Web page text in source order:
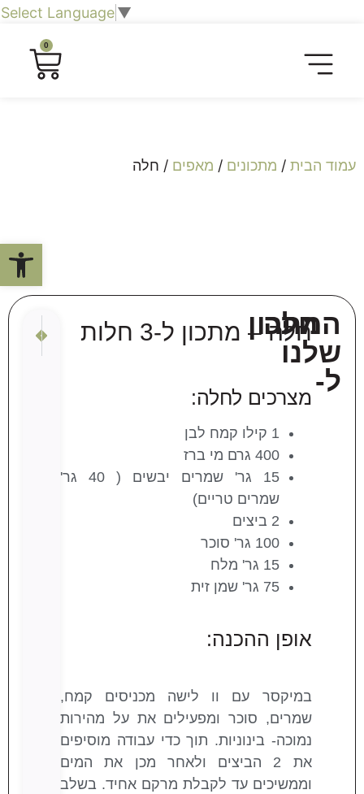
Select Language▼
0
עמוד הבית / מתכונים / מאפים / חלה
המתכון
שלנו
ל-
חלה
חלה – מתכון ל-3 חלות
מצרכים לחלה:
1 קילו קמח לבן
400 גרם מי ברז
15 גר' שמרים יבשים ( 40 גר'
שמרים טריים)
2 ביצים
100 גר' סוכר
15 גר' מלח
75 גר' שמן זית
אופן ההכנה:
במיקסר עם וו לישה מכניסים קמח,
שמרים, סוכר ומפעילים את על מהירות
נמוכה- בינוניות. תוך כדי עבודה מוסיפים
את 2 הביצים ולאחר מכן את המים
וממשיכים עד לקבלת מרקם אחיד. בשלב
מאפה
פתח